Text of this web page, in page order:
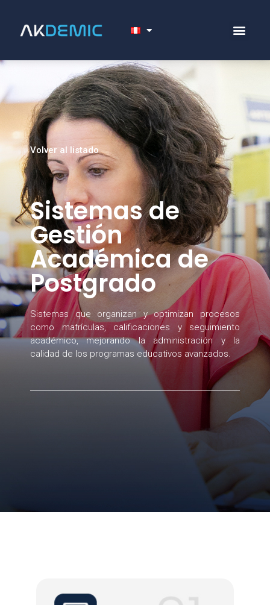
Volver al listado
Sistemas de
Gestión
Académica de
Postgrado
Sistemas que organizan y optimizan procesos
como matrículas, calificaciones y seguimiento
académico, mejorando la administración y la
calidad de los programas educativos avanzados.